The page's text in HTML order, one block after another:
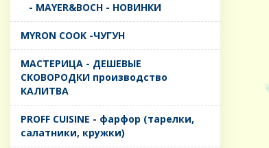
- MAYER&BOCH - НОВИНКИ
MYRON COOK -ЧУГУН
MАСТЕРИЦА - ДЕШЕВЫЕ
СКОВОРОДКИ производство
КАЛИТВА
PROFF CUISINE - фарфор (тарелки,
салатники, кружки)